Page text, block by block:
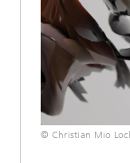
© Christian Mio